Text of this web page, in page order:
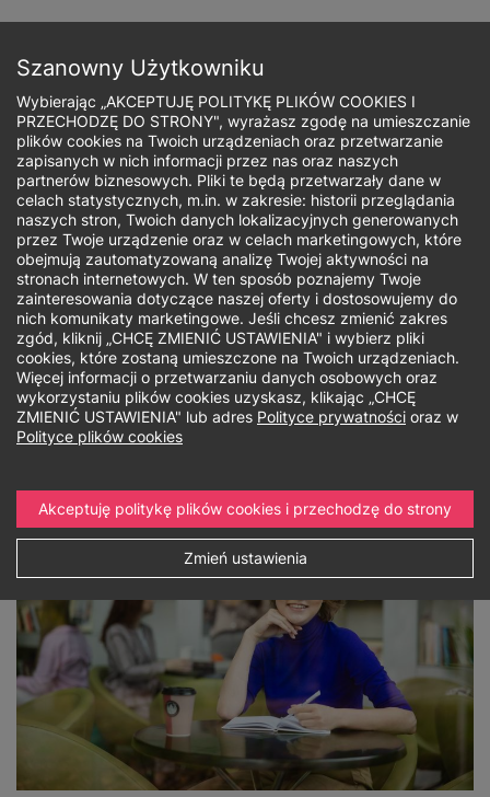
treści
Ścieżka
nawigacyjna
Zobacz nasze
szkoły partnerskie
Przejdź do:
Szkoły
Szanowny Użytkowniku
Wybierając „AKCEPTUJĘ POLITYKĘ PLIKÓW COOKIES I
PRZECHODZĘ DO STRONY", wyrażasz zgodę na umieszczanie
plików cookies na Twoich urządzeniach oraz przetwarzanie
zapisanych w nich informacji przez nas oraz naszych
partnerów biznesowych. Pliki te będą przetwarzały dane w
celach statystycznych, m.in. w zakresie: historii przeglądania
naszych stron, Twoich danych lokalizacyjnych generowanych
przez Twoje urządzenie oraz w celach marketingowych, które
obejmują zautomatyzowaną analizę Twojej aktywności na
stronach internetowych. W ten sposób poznajemy Twoje
zainteresowania dotyczące naszej oferty i dostosowujemy do
nich komunikaty marketingowe. Jeśli chcesz zmienić zakres
zgód, kliknij „CHCĘ ZMIENIĆ USTAWIENIA" i wybierz pliki
cookies, które zostaną umieszczone na Twoich urządzeniach.
Więcej informacji o przetwarzaniu danych osobowych oraz
wykorzystaniu plików cookies uzyskasz, klikając „CHCĘ
ZMIENIĆ USTAWIENIA" lub adres Polityce prywatności oraz w
Polityce plików cookies
Zmień ustawienia
Akceptuję politykę plików cookies i przechodzę do strony